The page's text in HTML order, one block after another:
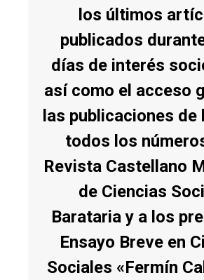
los últimos
publicados
días de interés
así como el acceso
las publicaciones de
todos los
Revista Castellano
de Ciencias
Barataria y a los
Ensayo Breve en
Sociales «Fermín